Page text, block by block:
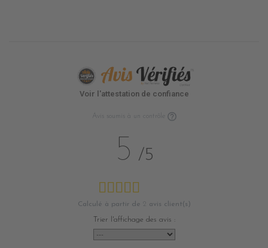
Voir l'attestation de confiance
Avis soumis à un contrôle
5 /5
Calculé à partir de 2 avis client(s)
Trier l'affichage des avis :